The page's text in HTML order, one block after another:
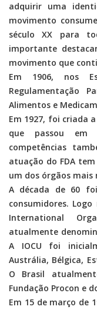
adquirir uma
movimento
século XX para
importante
movimento que
Em 1906, nos
Regulamentação
Alimentos e
Em 1927, foi criada
que passou em
competências
atuação do FDA
um dos órgãos mais
A década de 60
consumidores.
International
atualmente
A IOCU foi
Austrália, Bélgica,
O Brasil
Fundação Procon e
Em 15 de março de